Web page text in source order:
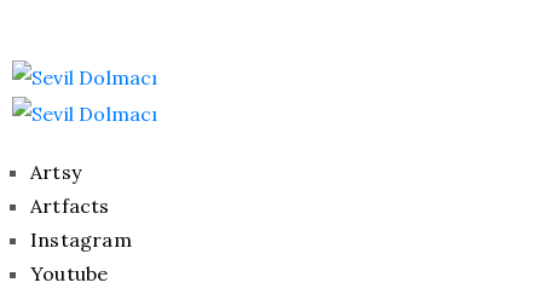
Artsy
Artfacts
Instagram
Youtube